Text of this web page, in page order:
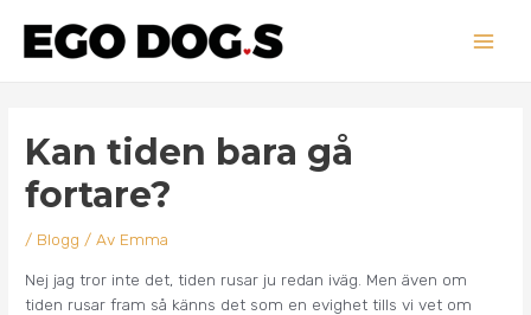
innehåll
Kan tiden bara gå
fortare?
/ Blogg / Av Emma
Nej jag tror inte det, tiden rusar ju redan iväg. Men även om
tiden rusar fram så känns det som en evighet tills vi vet om